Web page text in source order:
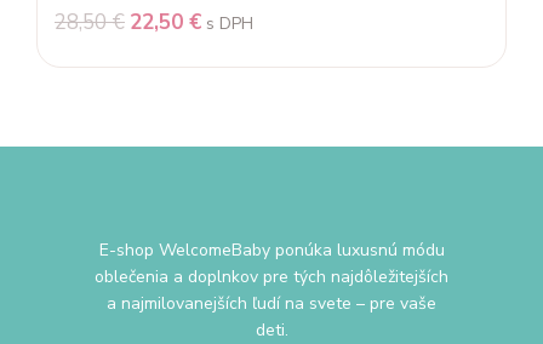
28,50€ 22,50 € s DPH
E-shop WelcomeBaby ponúka luxusnú módu
oblečenia a doplnkov pre tých najdôležitejších
a najmilovanejších ľudí na svete – pre vaše
deti.